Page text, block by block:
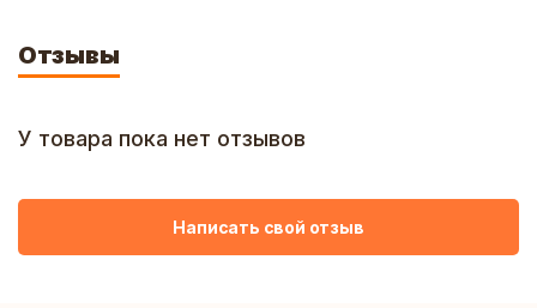
Отзывы
У товара пока нет отзывов
Написать свой отзыв